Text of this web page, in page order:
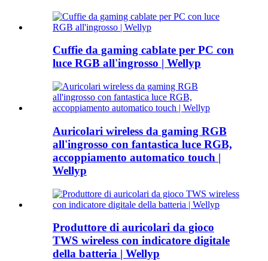
Cuffie da gaming cablate per PC con
luce RGB all'ingrosso | Wellyp
Auricolari wireless da gaming RGB
all'ingrosso con fantastica luce RGB,
accoppiamento automatico touch |
Wellyp
Produttore di auricolari da gioco
TWS wireless con indicatore digitale
della batteria | Wellyp